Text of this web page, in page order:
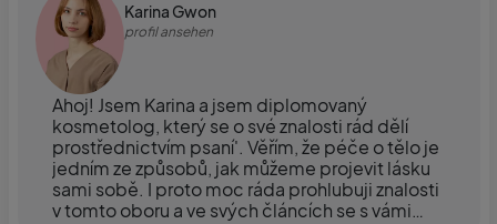
Karina Gwon
profil ansehen
Ahoj! Jsem Karina a jsem diplomovaný
kosmetolog, který se o své znalosti rád dělí
prostřednictvím psaní'. Věřím, že péče o tělo je
jedním ze způsobů, jak můžeme projevit lásku
sami sobě. I proto moc ráda prohlubuji znalosti
v tomto oboru a ve svých článcích se s vámi